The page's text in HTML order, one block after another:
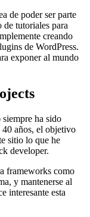
de poder ser parte
tutoriales para
creando
de WordPress.
exponer al mundo
ha sido
años, el objetivo
sitio lo que he
developer.
frameworks como
y mantenerse al
interesante esta